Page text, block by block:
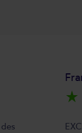
star_rate